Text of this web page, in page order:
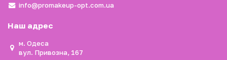
info@promakeup-opt.com.ua
Наш адрес
м. Одеса
вул. Привозна, 167